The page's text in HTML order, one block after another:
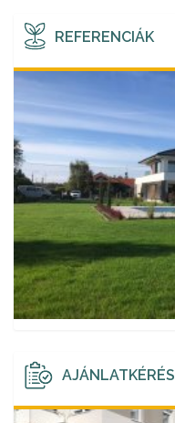
REFERENCIÁK
AJÁNLATKÉRÉS